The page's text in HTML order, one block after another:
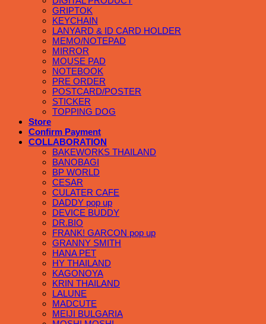
GRIPTOK
KEYCHAIN
LANYARD & ID CARD HOLDER
MEMO/NOTEPAD
MIRROR
MOUSE PAD
NOTEBOOK
PRE ORDER
POSTCARD/POSTER
STICKER
TOPPING DOG
Store
Confirm Payment
COLLABORATION
BAKEWORKS THAILAND
BANOBAGI
BP WORLD
CESAR
CULATER CAFE
DADDY pop up
DEVICE BUDDY
DR.BIO
FRANK! GARCON pop up
GRANNY SMITH
HANA PET
HY THAILAND
KAGONOYA
KRIN THAILAND
LALUNE
MADCUTE
MEIJI BULGARIA